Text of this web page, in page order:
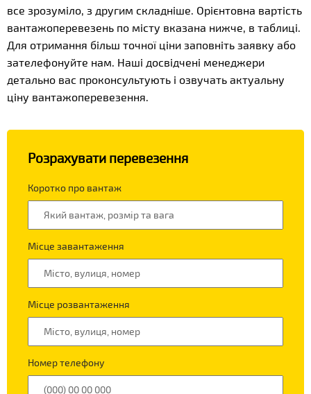
все зрозуміло, з другим складніше. Орієнтовна вартість
вантажоперевезень по місту вказана нижче, в таблиці.
Для отримання більш точної ціни заповніть заявку або
зателефонуйте нам. Наші досвідчені менеджери
детально вас проконсультують і озвучать актуальну
ціну вантажоперевезення.
Розрахувати перевезення
Коротко про вантаж
Місце завантаження
Місце розвантаження
Номер телефону